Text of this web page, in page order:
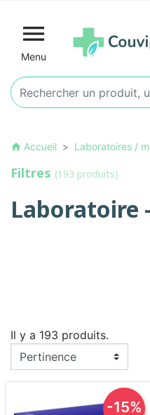

Menu
home Accueil Laboratoires /
Filtres (193 produits)
Laboratoire
Il y a 193 produits.
-15%